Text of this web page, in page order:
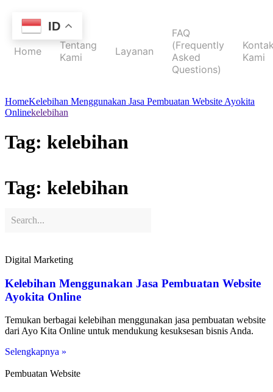
Home
Tentang
Kami
Layanan
FAQ
(Frequently
Asked
Questions)
Kami
HomeKelebihan Menggunakan Jasa Pembuatan Website Ayokita
Onlinekelebihan
Tag: kelebihan
Tag: kelebihan
Digital Marketing
Kelebihan Menggunakan Jasa Pembuatan Website
Ayokita Online
Temukan berbagai kelebihan menggunakan jasa pembuatan website
dari Ayo Kita Online untuk mendukung kesuksesan bisnis Anda.
Selengkapnya »
Pembuatan Website
ID